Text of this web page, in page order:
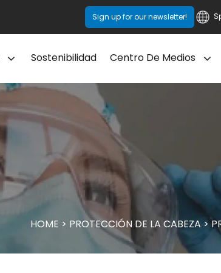
Sign up for our newsletter!
Sostenibilidad Centro De Medios
HOME > PROTECCIÓN DE LA CABEZA>